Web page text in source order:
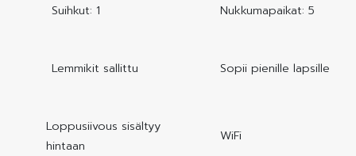
Suihkut: 1 Nukkumapaikat: 5
Lemmikit sallittu Sopii pienille lapsille
Loppusiivous sisältyy
hintaan
WiFi